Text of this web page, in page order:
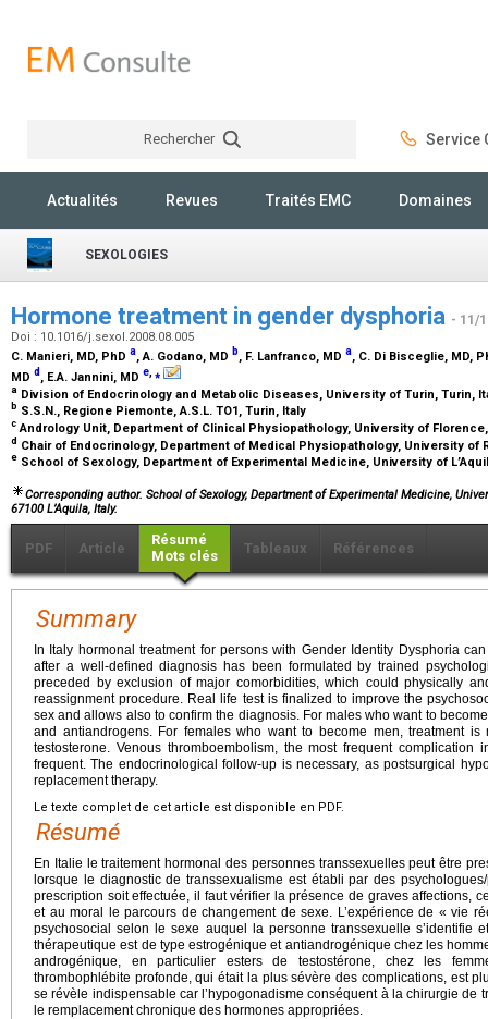
Rechercher Service
Actualités Revues Traités EMC Domaines
SEXOLOGIES
Hormone treatment in gender dysphoria - 11/
Doi : 10.1016/j.sexol.2008.08.005
C. Manieri, MD, PhD a, A. Godano, MD b, F. Lanfranco, MD a, C. Di Bisceglie, MD,
MD d , E.A. Jannini, MD e ⁎
a Division of Endocrinology and Metabolic Diseases, University of Turin, Turin,
b S.S.N., Regione Piemonte, A.S.L. TO1, Turin, Italy
c Andrology Unit, Department of Clinical Physiopathology, University of
d Chair of Endocrinology, Department of Medical Physiopathology, University of
e School of Sexology, Department of Experimental Medicine, University of
Corresponding author. School of Sexology, Department of Experimental Medicine,
67100 L’Aquila, Italy.
PDF Article
Résumé
Mots clés
Tableaux Références
Summary
In Italy hormonal treatment for persons with Gender Identity Dysphoria
after a well-defined diagnosis has been formulated by trained
preceded by exclusion of major comorbidities, which could physically
reassignment procedure. Real life test is finalized to improve the
sex and allows also to confirm the diagnosis. For males who want to
and antiandrogens. For females who want to become men, treatment is
testosterone. Venous thromboembolism, the most frequent
frequent. The endocrinological follow-up is necessary, as postsurgical
replacement therapy.
Le texte complet de cet article est disponible en PDF.
Résumé
En Italie le traitement hormonal des personnes transsexuelles peut être
lorsque le diagnostic de transsexualisme est établi par des
prescription soit effectuée, il faut vérifier la présence de graves affections,
et au moral le parcours de changement de sexe. L’expérience de « vie
psychosocial selon le sexe auquel la personne transsexuelle s’identifie
thérapeutique est de type estrogénique et antiandrogénique chez les
androgénique, en particulier esters de testostérone, chez les
thrombophlébite profonde, qui était la plus sévère des complications, est
se révèle indispensable car l’hypogonadisme conséquent à la chirurgie de
le remplacement chronique des hormones appropriées.